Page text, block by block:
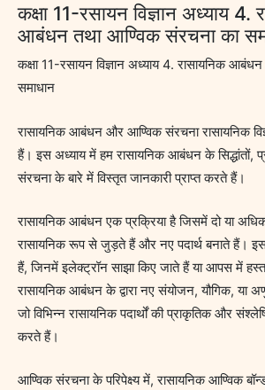
कक्षा 11-रसायन विज्ञान अध्याय 4.
आबंधन तथा आण्विक संरचना का
कक्षा 11-रसायन विज्ञान अध्याय 4. रासायनिक
समाधान
रासायनिक आबंधन और आण्विक संरचना रासायनिक
हैं। इस अध्याय में हम रासायनिक आबंधन के सिद्धांतों,
संरचना के बारे में विस्तृत जानकारी प्राप्त करते हैं।
रासायनिक आबंधन एक प्रक्रिया है जिसमें दो या
रासायनिक रूप से जुड़ते हैं और नए पदार्थ बनाते हैं। इस
हैं, जिनमें इलेक्ट्रॉन साझा किए जाते हैं या आपस में
रासायनिक आबंधन के द्वारा नए संयोजन, यौगिक, या
जो विभिन्न रासायनिक पदार्थों की प्राकृतिक और
करते हैं।
आण्विक संरचना के परिपेक्ष्य में, रासायनिक आण्विक